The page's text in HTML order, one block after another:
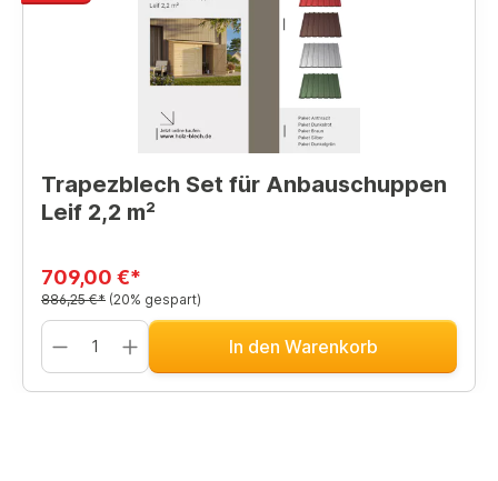
Trapezblech Set für Anbauschuppen
Leif 2,2 m²
709,00 €*
886,25 €* (20% gespart)
In den Warenkorb